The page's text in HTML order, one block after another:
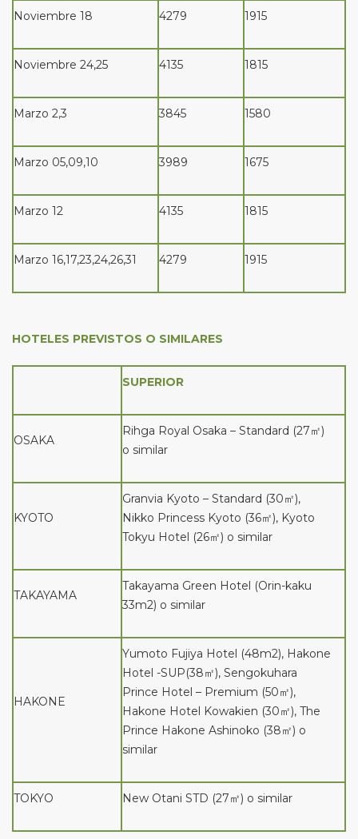
Noviembre 18 4279 1915
Noviembre 24,25 4135 1815
Marzo 2,3 3845 1580
Marzo 05,09,10 3989 1675
Marzo 12 4135 1815
Marzo 16,17,23,24,26,31 4279 1915
HOTELES PREVISTOS O SIMILARES
SUPERIOR
OSAKA
Rihga Royal Osaka – Standard (27㎡)
o similar
KYOTO
Granvia Kyoto – Standard (30㎡),
Nikko Princess Kyoto (36㎡), Kyoto
Tokyu Hotel (26㎡) o similar
TAKAYAMA
Takayama Green Hotel (Orin-kaku
33m2) o similar
HAKONE
Yumoto Fujiya Hotel (48m2), Hakone
Hotel -SUP(38㎡), Sengokuhara
Prince Hotel – Premium (50㎡),
Hakone Hotel Kowakien (30㎡), The
Prince Hakone Ashinoko (38㎡) o
similar
TOKYO New Otani STD (27㎡) o similar